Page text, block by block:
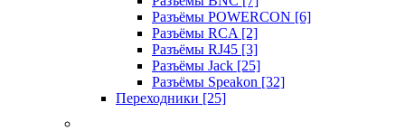
Разъёмы POWERCON [6]
Разъёмы RCA [2]
Разъёмы RJ45 [3]
Разъёмы Jack [25]
Разъёмы Speakon [32]
Переходники [25]